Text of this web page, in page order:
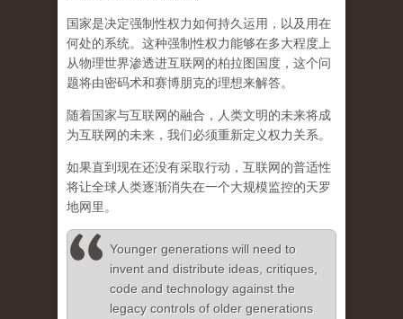
国家是决定强制性权力如何持久运用，以及用在
何处的系统。这种强制性权力能够在多大程度上
从物理世界渗透进互联网的柏拉图国度，这个问
题将由密码术和赛博朋克的理想来解答。
随着国家与互联网的融合，人类文明的未来将成
为互联网的未来，我们必须重新定义权力关系。
如果直到现在还没有采取行动，互联网的普适性
将让全球人类逐渐消失在一个大规模监控的天罗
地网里。
Younger generations will need to
invent and distribute ideas, critiques,
code and technology against the
legacy controls of older generations